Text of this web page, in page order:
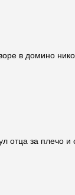
в домино
отца за плечо и